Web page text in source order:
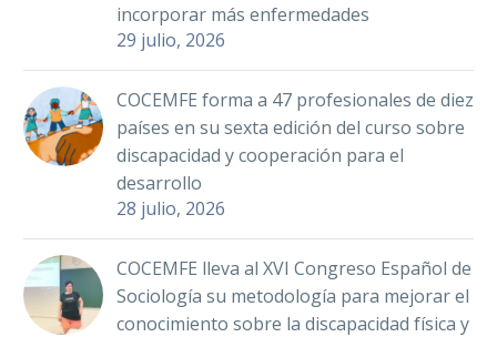
incorporar más enfermedades
29 julio, 2026
COCEMFE forma a 47 profesionales de diez
países en su sexta edición del curso sobre
discapacidad y cooperación para el
desarrollo
28 julio, 2026
COCEMFE lleva al XVI Congreso Español de
Sociología su metodología para mejorar el
conocimiento sobre la discapacidad física y